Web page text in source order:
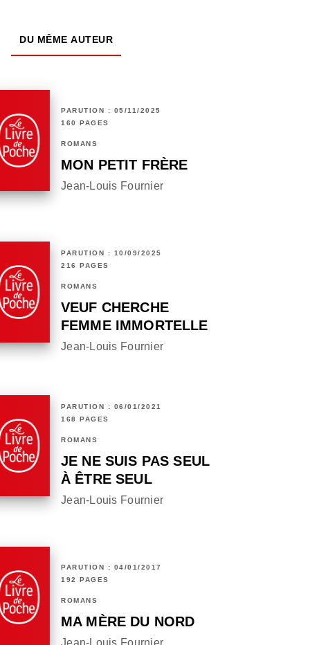
DU MÊME AUTEUR
PARUTION : 05/11/2025
160 PAGES
ROMANS
MON PETIT FRÈRE
Jean-Louis Fournier
PARUTION : 10/09/2025
216 PAGES
ROMANS
VEUF CHERCHE
FEMME IMMORTELLE
Jean-Louis Fournier
PARUTION : 06/01/2021
168 PAGES
ROMANS
JE NE SUIS PAS SEUL
À ÊTRE SEUL
Jean-Louis Fournier
PARUTION : 04/01/2017
192 PAGES
ROMANS
MA MÈRE DU NORD